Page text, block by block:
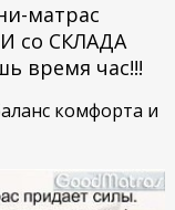
матрас
со СКЛАДА
время час!!!
комфорта и